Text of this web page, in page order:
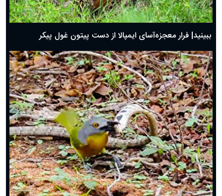
ببینید| فرار معجزه‌آسای ایمپالا از دست پیتون غول پیکر